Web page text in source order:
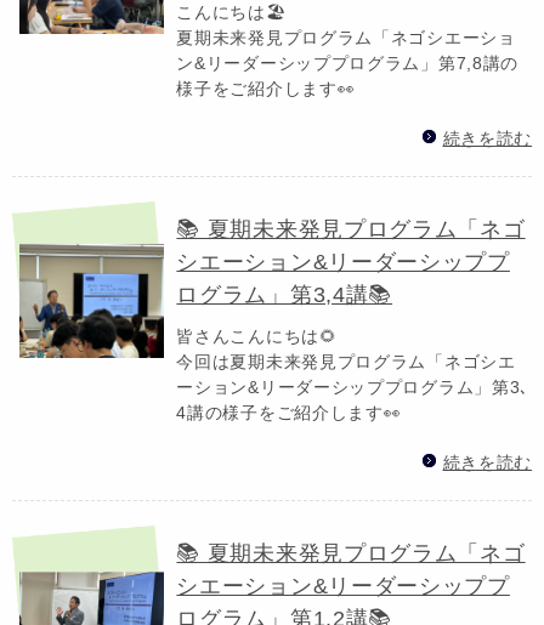
こんにちは🏖️
夏期未来発見プログラム「ネゴシエーショ
ン&リーダーシッププログラム」第7,8講の
様子をご紹介します👀
続きを読む
📚 夏期未来発見プログラム「ネゴ
シエーション&リーダーシッププ
ログラム」第3,4講📚
皆さんこんにちは🌻
今回は夏期未来発見プログラム「ネゴシエ
ーション&リーダーシッププログラム」第3､
4講の様子をご紹介します👀
続きを読む
📚 夏期未来発見プログラム「ネゴ
シエーション&リーダーシッププ
ログラム」第1.2講📚